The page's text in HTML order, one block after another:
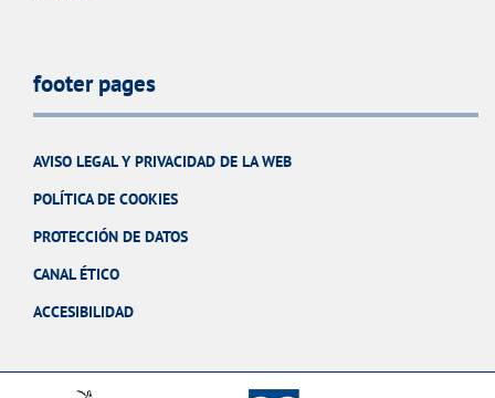
footer pages
AVISO LEGAL Y PRIVACIDAD DE LA WEB
POLÍTICA DE COOKIES
PROTECCIÓN DE DATOS
CANAL ÉTICO
ACCESIBILIDAD